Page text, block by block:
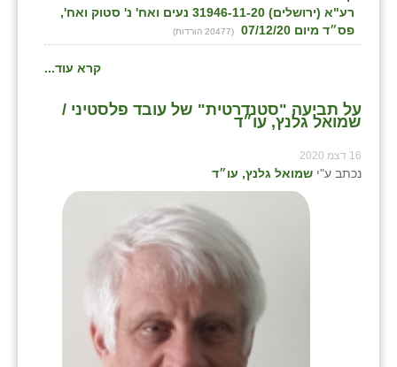
רע"א (ירושלים) 31946-11-20 נעים ואח' נ' סטוק ואח',
פס״ד מיום 07/12/20
(20477 הורדות)
קרא עוד...
על תביעה "סטנדרטית" של עובד פלסטיני /
שמואל גלנץ, עו״ד
16 דצמ 2020
נכתב ע"י שמואל גלנץ, עו״ד